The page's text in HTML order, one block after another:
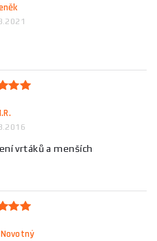
vrtáků a menších